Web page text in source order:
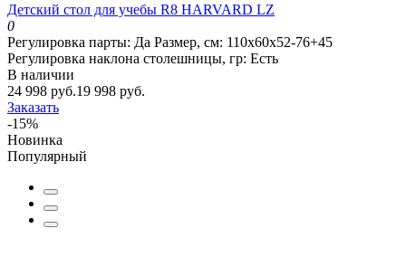
Детский стол для учебы R8 HARVARD LZ
0
Регулировка парты: Да Размер, см: 110х60х52-76+45
Регулировка наклона столешницы, гр: Есть
В наличии
24 998 руб.19 998 руб.
Заказать
-15%
Новинка
Популярный